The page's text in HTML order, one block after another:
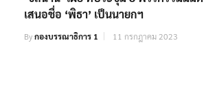
เสนอชื่อ ‘พิธา’ เป็นนายกฯ
Byกองบรรณาธิการ 1 11 กรกฎาคม 2023